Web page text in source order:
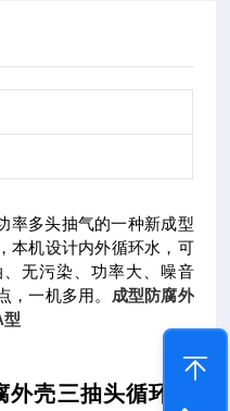
率多头抽气的一种新成型
本机设计内外循环水，可
无污染、功率大、噪音
，一机多用。 成型防腐外
型
壳三抽头循环水